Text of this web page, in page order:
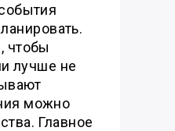
чтобы
лучше не
можно
Главное